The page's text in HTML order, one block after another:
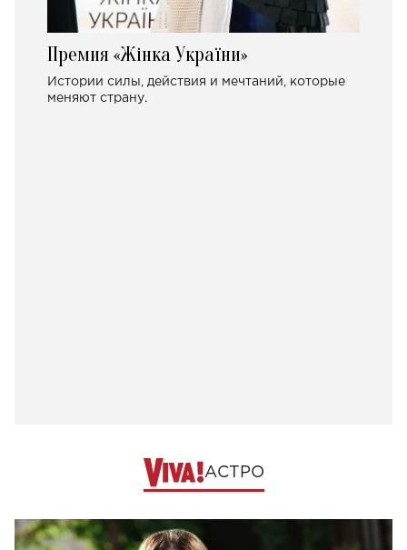
Премия «Жінка України»
Истории силы, действия и мечтаний, которые
меняют страну.
АСТРО